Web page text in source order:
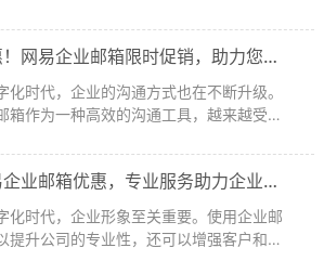
择一款性价比高且功能强大的企业邮箱？
就来聊聊网易企业邮箱的优惠活动，尤其
超值优惠！网易企业邮箱限时促销，助力您的企业通信！
化时代，企业的沟通方式也在不断升级。
箱作为一种高效的沟通工具，越来越受到
络特推出限时优惠活动，让企业微信邮箱
更加划算！让我们一起来看看这次活动的
超值网易企业邮箱优惠，专业服务助力企业飞速成长！
化时代，企业形象至关重要。使用企业邮
提升公司的专业性，还可以增强客户和合